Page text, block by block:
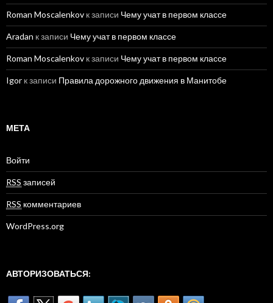
Roman Moscalenkov к записи Чему учат в первом классе
Aradan к записи Чему учат в первом классе
Roman Moscalenkov к записи Чему учат в первом классе
Igor к записи Правила дорожного движения в Манитобе
МЕТА
Войти
RSS записей
RSS комментариев
WordPress.org
АВТОРИЗОВАТЬСЯ: